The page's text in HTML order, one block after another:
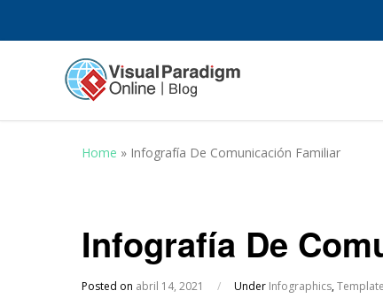
Home » Infografía De Comunicación Familiar
Infografía De
Posted on abril 14, 2021 / Under Infographics,